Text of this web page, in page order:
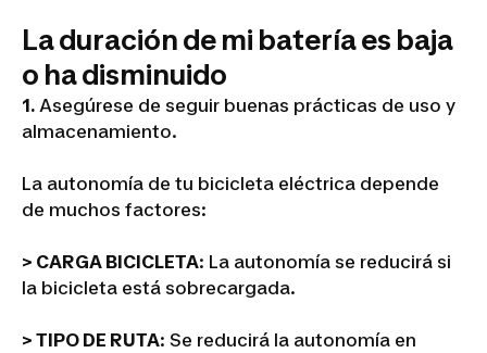
La duración de mi batería es baja
o ha disminuido
1. Asegúrese de seguir buenas prácticas de uso y
almacenamiento.
La autonomía de tu bicicleta eléctrica depende
de muchos factores:
> CARGA BICICLETA: La autonomía se reducirá si
la bicicleta está sobrecargada.
> TIPO DE RUTA: Se reducirá la autonomía en